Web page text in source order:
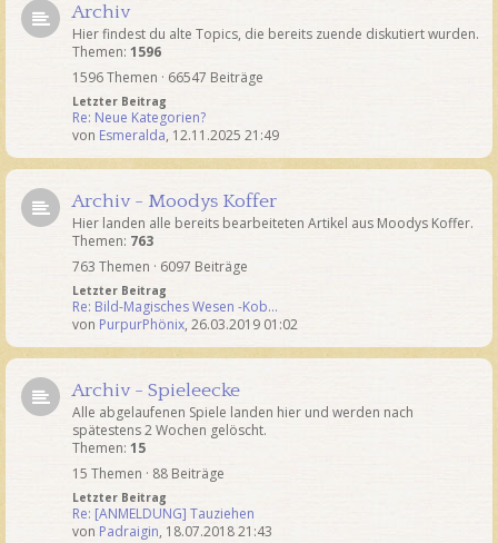
Archiv
Hier findest du alte Topics, die bereits zuende diskutiert wurden.
Themen: 1596
1596 Themen · 66547 Beiträge
Letzter Beitrag
Re: Neue Kategorien?
von Esmeralda, 12.11.2025 21:49
Archiv - Moodys Koffer
Hier landen alle bereits bearbeiteten Artikel aus Moodys Koffer.
Themen: 763
763 Themen · 6097 Beiträge
Letzter Beitrag
Re: Bild-Magisches Wesen -Kob…
von PurpurPhönix, 26.03.2019 01:02
Archiv - Spieleecke
Alle abgelaufenen Spiele landen hier und werden nach
spätestens 2 Wochen gelöscht.
Themen: 15
15 Themen · 88 Beiträge
Letzter Beitrag
Re: [ANMELDUNG] Tauziehen
von Padraigin, 18.07.2018 21:43